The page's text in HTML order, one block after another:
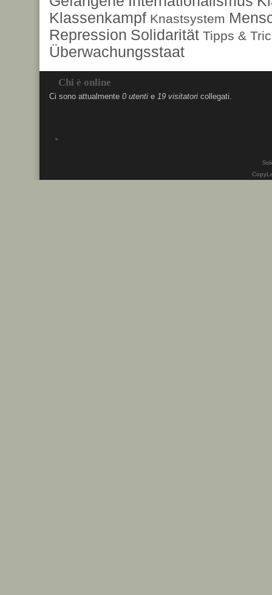
Klassenkampf Knastsystem
Repression Solidarität Tipps &
Überwachungsstaat
Chi è online
Ci sono attualmente 0 utenti e 19 visitatori collegati.